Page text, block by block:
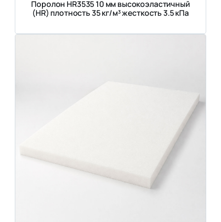
Поролон HR3535 10 мм высокоэластичный
(HR) плотность 35 кг/м³ жесткость 3.5 кПа